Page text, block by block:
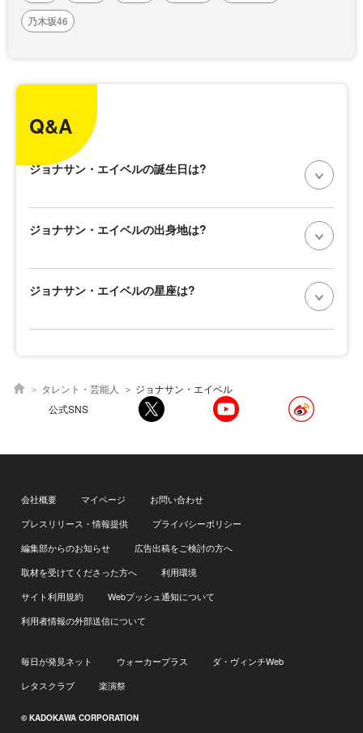
乃木坂46
Q&A
ジョナサン・エイベルの誕生日は?
ジョナサン・エイベルの出身地は?
ジョナサン・エイベルの星座は?
タレント・芸能人
ジョナサン・エイベル
公式SNS
会社概要 マイページ
お問い合わせ
プレスリリース・情報提供
プライバシーポリシー
編集部からのお知らせ
広告出稿をご検討の方へ
取材を受けてくださった方へ
利用環境
サイト利用規約
Webプッシュ通知について
利用者情報の外部送信について
毎日が発見ネット ウォーカープラス
ダ・ヴィンチWeb
レタスクラブ
楽演祭
© KADOKAWA CORPORATION